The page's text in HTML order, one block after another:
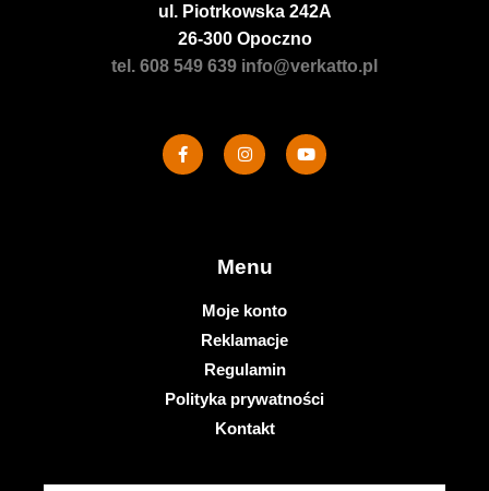
ul. Piotrkowska 242A
26-300 Opoczno
tel. 608 549 639 info@verkatto.pl
Menu
Moje konto
Reklamacje
Regulamin
Polityka prywatności
Kontakt